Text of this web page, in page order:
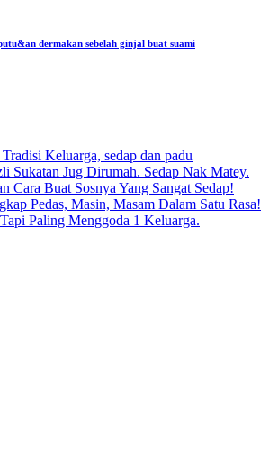
dermakan sebelah ginjal buat suami
Keluarga, sedap dan padu
Sukatan Jug Dirumah. Sedap Nak Matey.
Cara Buat Sosnya Yang Sangat Sedap!
Pedas, Masin, Masam Dalam Satu Rasa!
Paling Menggoda 1 Keluarga.